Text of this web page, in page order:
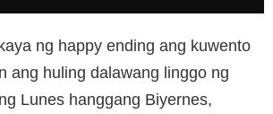
ng happy ending ang kuwento
ang huling dalawang linggo ng
Lunes hanggang Biyernes,